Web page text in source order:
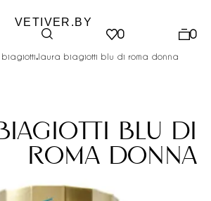
VETIVER.BY
0 0
.laura biagiotti blu di roma donna
blu di
roma donna